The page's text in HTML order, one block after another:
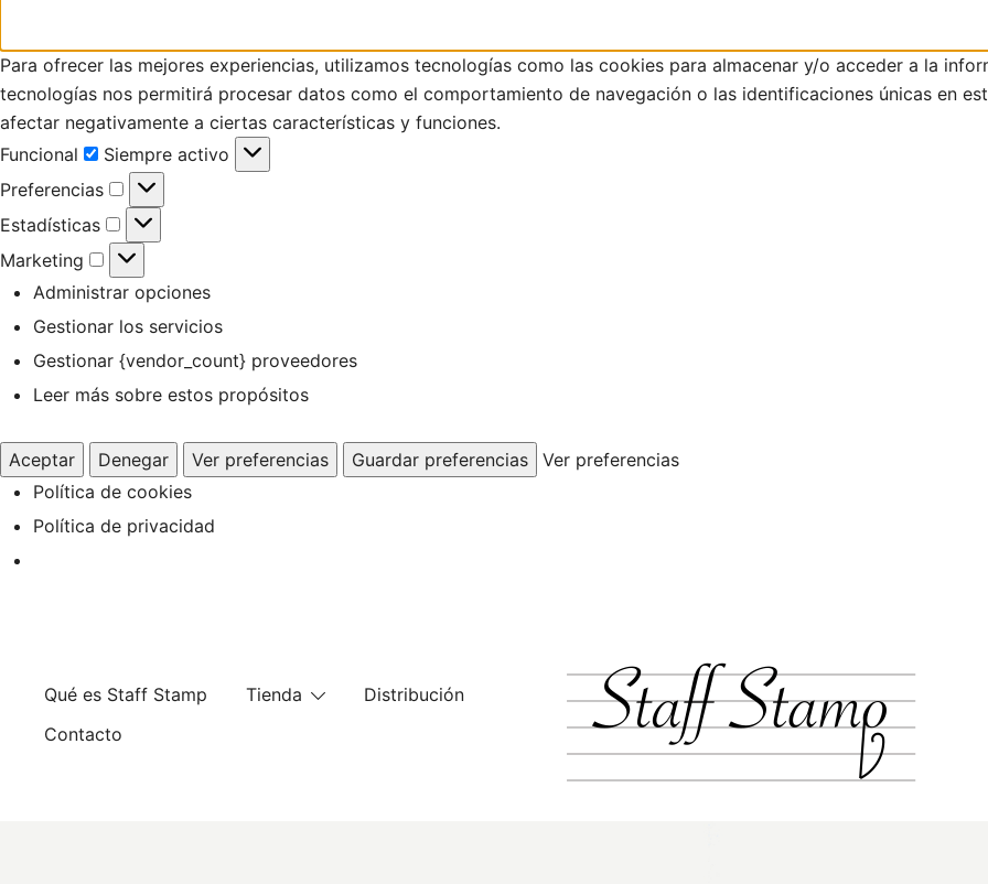
Para ofrecer las mejores experiencias, utilizamos tecnologías como las cookies para almacenar y/o acceder a la
tecnologías nos permitirá procesar datos como el comportamiento de navegación o las identificaciones únicas en
afectar negativamente a ciertas características y funciones.
Funcional
Funcional
Siempre activo
Preferencias
Preferencias
Estadísticas
Estadísticas
Marketing
Marketing
Administrar opciones
Gestionar los servicios
Gestionar {vendor_count} proveedores
Leer más sobre estos propósitos
Aceptar Denegar Ver preferencias Guardar preferencias
Ver preferencias
Política de cookies
Política de privacidad
Qué es Staff Stamp Tienda
Distribución
Contacto